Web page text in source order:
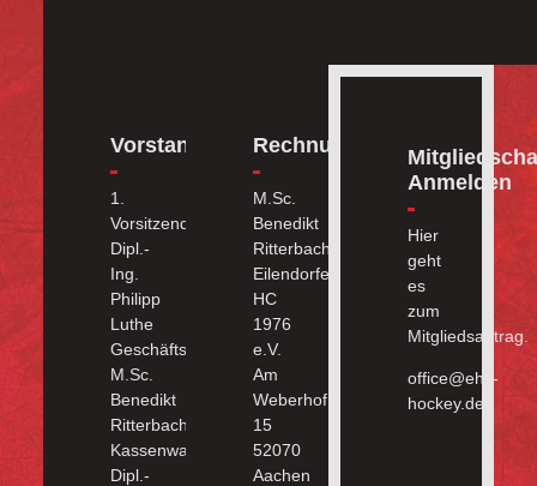
Vorstand
1.
Vorsitzender:
Dipl.-
Ing.
Philipp
Luthe
Geschäftsführer:
M.Sc.
Benedikt
Ritterbach
Kassenwart:
Dipl.-
Rechnungsadresse
M.Sc.
Benedikt
Ritterbach
Eilendorfer
HC
1976
e.V.
Am
Weberhof
15
52070
Aachen
Anmelden
Hier
geht
es
zum
Mitgliedsantrag.
office@ehc-
hockey.de